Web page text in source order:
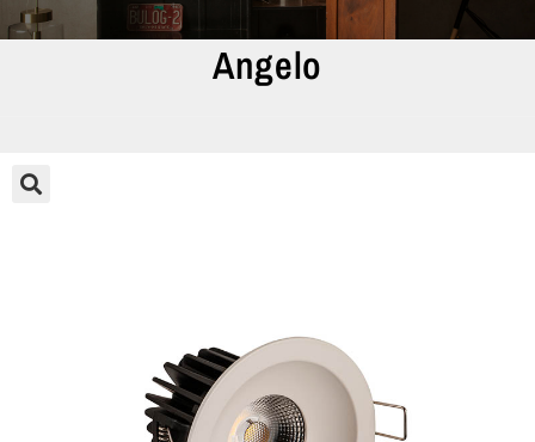
Angelo